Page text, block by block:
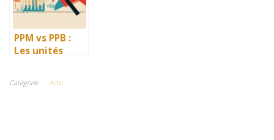
PPM vs PPB :
Les unités
pour mesurer
avec précision
Catégorie Actu